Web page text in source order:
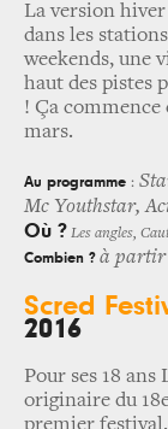
La version
dans les
weekends, une
haut des pistes
! Ça commence
mars.
Au programme :
Mc Youthstar,
Où ? Les angles,
Combien ? à partir
Scred
2016
Pour ses 18
originaire du